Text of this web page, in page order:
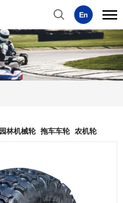
园林机械轮 拖车车轮 农机轮